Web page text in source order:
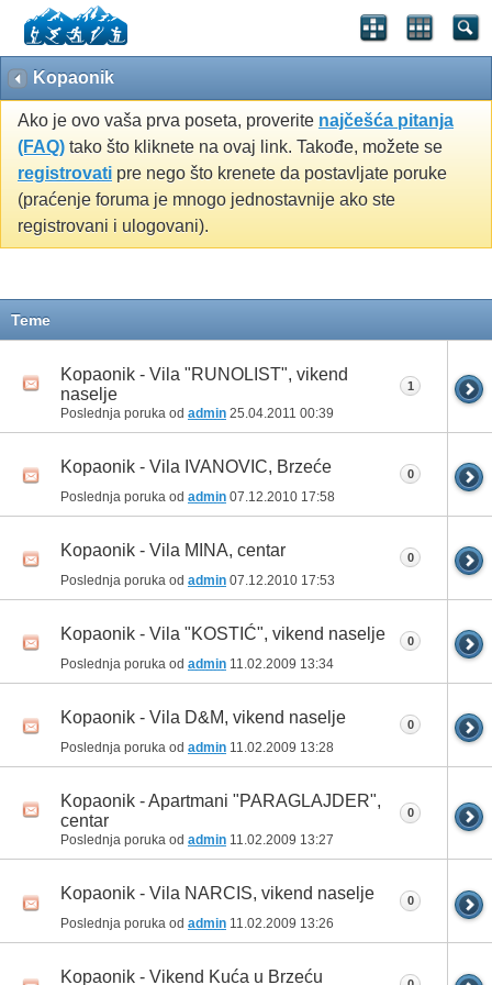
Kopaonik
Ako je ovo vaša prva poseta, proverite najčešća pitanja
(FAQ) tako što kliknete na ovaj link. Takođe, možete se
registrovati pre nego što krenete da postavljate poruke
(praćenje foruma je mnogo jednostavnije ako ste
registrovani i ulogovani).
Teme
Kopaonik - Vila "RUNOLIST", vikend
naselje
Poslednja poruka od admin 25.04.2011 00:39
1
Kopaonik - Vila IVANOVIC, Brzeće
Poslednja poruka od admin 07.12.2010 17:58
0
Kopaonik - Vila MINA, centar
Poslednja poruka od admin 07.12.2010 17:53
0
Kopaonik - Vila "KOSTIĆ", vikend naselje
Poslednja poruka od admin 11.02.2009 13:34
0
Kopaonik - Vila D&M, vikend naselje
Poslednja poruka od admin 11.02.2009 13:28
0
Kopaonik - Apartmani "PARAGLAJDER",
centar
Poslednja poruka od admin 11.02.2009 13:27
0
Kopaonik - Vila NARCIS, vikend naselje
Poslednja poruka od admin 11.02.2009 13:26
0
Kopaonik - Vikend Kuća u Brzeću